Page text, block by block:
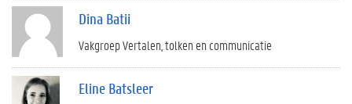
Dina Batii
Vakgroep Vertalen, tolken en communicatie
Eline Batsleer